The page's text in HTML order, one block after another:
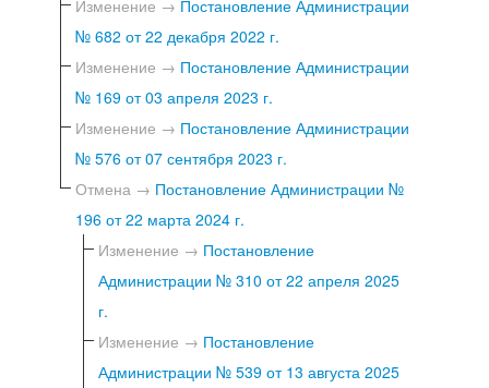
Изменение → Постановление Администрации
№ 682 от 22 декабря 2022 г.
Изменение → Постановление Администрации
№ 169 от 03 апреля 2023 г.
Изменение → Постановление Администрации
№ 576 от 07 сентября 2023 г.
Отмена → Постановление Администрации №
196 от 22 марта 2024 г.
Изменение → Постановление
Администрации № 310 от 22 апреля 2025
г.
Изменение → Постановление
Администрации № 539 от 13 августа 2025